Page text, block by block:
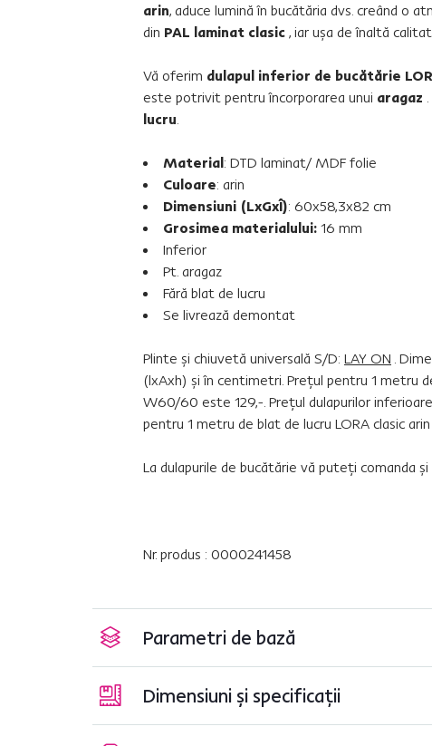
arin, aduce lumină în bucătăria dvs. creând o
din PAL laminat clasic , iar uşa de înaltă
Vă oferim dulapul inferior de bucătărie
este potrivit pentru încorporarea unui aragaz
lucru.
Material: DTD laminat/ MDF folie
Culoare: arin
Dimensiuni (LxGxÎ): 60x58,3x82 cm
Grosimea materialului: 16 mm
Inferior
Pt. aragaz
Fără blat de lucru
Se livrează demontat
Plinte şi chiuvetă universală S/D: LAY ON .
(lxAxh) şi în centimetri. Preţul pentru 1 metru
W60/60 este 129,-. Preţul dulapurilor
pentru 1 metru de blat de lucru LORA clasic
La dulapurile de bucătărie vă puteţi comanda şi
Nr. produs : 0000241458
Parametri de bază
Dimensiuni și specificații